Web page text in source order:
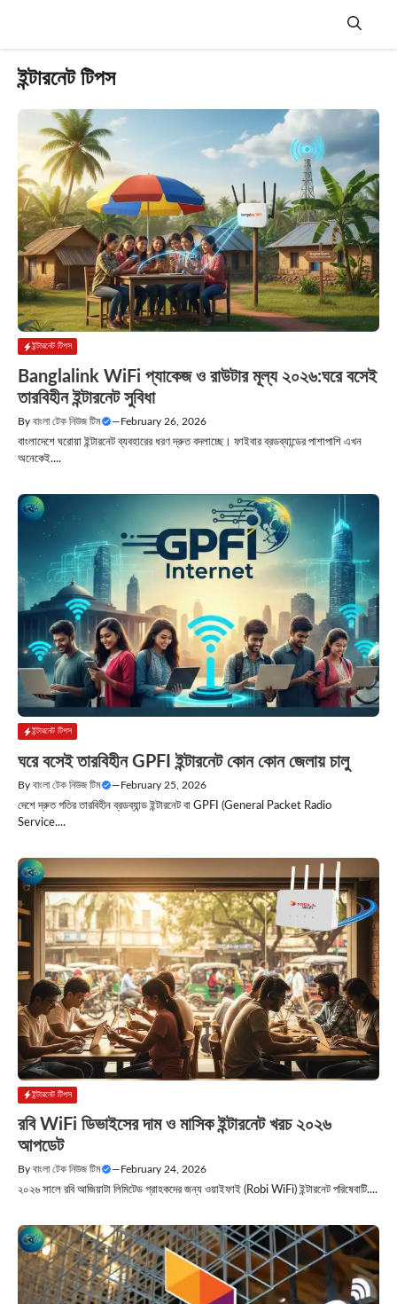
Menu
ইন্টারনেট টিপস
ইন্টারনেট টিপস
Banglalink WiFi প্যাকেজ ও রাউটার মূল্য ২০২৬:ঘরে বসেই
তারবিহীন ইন্টারনেট সুবিধা
By বাংলা টেক নিউজ টিম —February 26, 2026
বাংলাদেশে ঘরোয়া ইন্টারনেট ব্যবহারের ধরণ দ্রুত বদলাচ্ছে। ফাইবার ব্রডব্যান্ডের পাশাপাশি এখন
অনেকেই....
ইন্টারনেট টিপস
ঘরে বসেই তারবিহীন GPFI ইন্টারনেট কোন কোন জেলায় চালু
By বাংলা টেক নিউজ টিম —February 25, 2026
দেশে দ্রুত গতির তারবিহীন ব্রডব্যান্ড ইন্টারনেট বা GPFI (General Packet Radio
Service....
ইন্টারনেট টিপস
রবি WiFi ডিভাইসের দাম ও মাসিক ইন্টারনেট খরচ ২০২৬
আপডেট
By বাংলা টেক নিউজ টিম — February 24, 2026
২০২৬ সালে রবি আজিয়াটা লিমিটেড গ্রাহকদের জন্য ওয়াইফাই (Robi WiFi) ইন্টারনেট পরিষেবাটি....